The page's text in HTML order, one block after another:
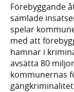
Förebyggande
samlade
spelar
med att
hamnar i
avsätta 80
kommunernas